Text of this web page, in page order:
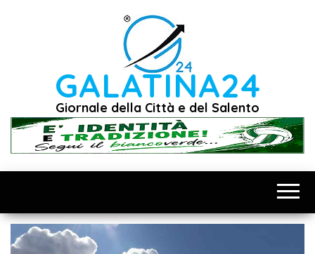
GALATINA24
Giornale della Città e del Salento